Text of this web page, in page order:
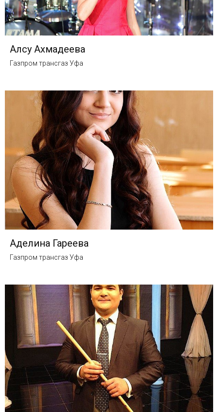
Алсу Ахмадеева
Газпром трансгаз Уфа
Аделина Гареева
Газпром трансгаз Уфа